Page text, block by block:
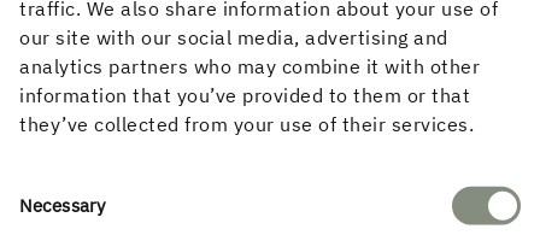
traffic. We also share information about your use of
our site with our social media, advertising and
analytics partners who may combine it with other
information that you’ve provided to them or that
they’ve collected from your use of their services.
Consent
Necessary
Juryns motivering:
”Andreas Holmgren är den brobyggande och visionäre
katalysatorn bakom LFM30, klimatinitiativet med målet
att bygg- och anläggningssektorn i Malmö ska ha ett netto
anslutit till LFM30 och samtliga ska halvera sin
klimatpåverkan till 2025. Med inställningen att göra